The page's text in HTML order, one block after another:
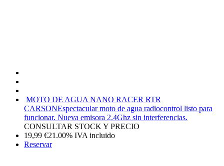
MOTO DE AGUA NANO RACER RTR
CARSONEspectacular moto de agua radiocontrol listo para
funcionar. Nueva emisora 2.4Ghz sin interferencias.
CONSULTAR STOCK Y PRECIO
19,99 €21.00% IVA incluido
Reservar